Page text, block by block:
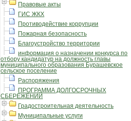
Правовые акты
ГИС ЖКХ
Противодействие коррупции
Пожарная безопасность
Благоустройство территории
информация о назначении конкурса по
отбору кандидатур на должность главы
муниципального образования Бурашевское
сельское поселение
Распоряжения
ПРОГРАММА ДОЛГОСРОЧНЫХ
СБЕРЕЖЕНИЙ
Градостроительная деятельность
Муниципальные услуги